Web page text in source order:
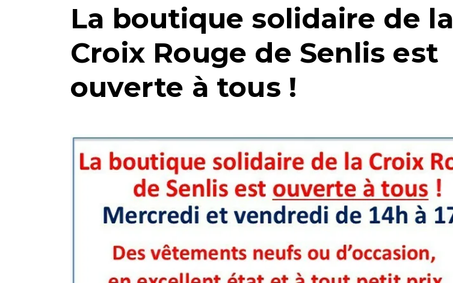
La boutique solidaire de la
Croix Rouge de Senlis est
ouverte à tous !